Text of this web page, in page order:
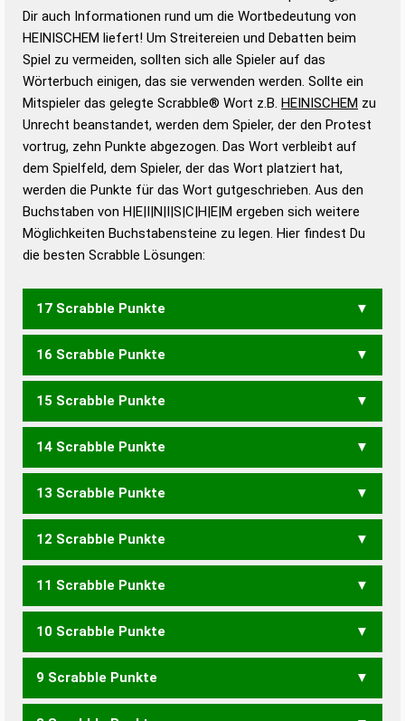
Wortanalyse-Algorithmus gute Anhaltspunkte zu
Wortbedeutung, Worttrennung und Wortform, um die
Gültigkeit eines Wortes für das Scrabble-Spiel zu
bestimmen! zugelassene Turnier Scrabble-
Wörterbücher sind:
Duden – Standardwerk in 12 Bänden
Duden – Richtiges und gutes
Deutsch
Duden – Die deutsche Grammatik
Duden – Deutsches
Universalwörterbuch
Dir auch Informationen rund um die Wortbedeutung von
HEINISCHEM liefert! Um Streitereien und Debatten beim
Spiel zu vermeiden, sollten sich alle Spieler auf das
Wörterbuch einigen, das sie verwenden werden. Sollte ein
Mitspieler das gelegte Scrabble® Wort z.B. HEINISCHEM zu
Unrecht beanstandet, werden dem Spieler, der den Protest
vortrug, zehn Punkte abgezogen. Das Wort verbleibt auf
dem Spielfeld, dem Spieler, der das Wort platziert hat,
werden die Punkte für das Wort gutgeschrieben. Aus den
Buchstaben von H|E|I|N|I|S|C|H|E|M ergeben sich weitere
Möglichkeiten Buchstabensteine zu legen. Hier findest Du
die besten Scrabble Lösungen:
17 Scrabble Punkte
HEIMISCHEN
16 Scrabble Punkte
HEIMCHENS HEIMISCHE
15 Scrabble Punkte
HEIMCHEN HEIMISCH
14 Scrabble Punkte
MIESCHEN NEMEISCH
13 Scrabble Punkte
MENSCHE MESCHEN
HEINESCH HEISCHEN
12 Scrabble Punkte
CHEMIE MECHEN MENSCH HEISCHE
11 Scrabble Punkte
MESCH MISCH HEISCH
SCHIENE SCHNEIE SEICHEN SIECHEN
10 Scrabble Punkte
MICH ECHSEN EICHEN
NESCHI SCHEIN SCHIEN SCHNEE SCHNEI SECHEN
9 Scrabble Punkte